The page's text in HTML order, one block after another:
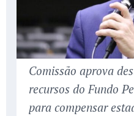
Comissão aprova
recursos do Fundo
para compensar